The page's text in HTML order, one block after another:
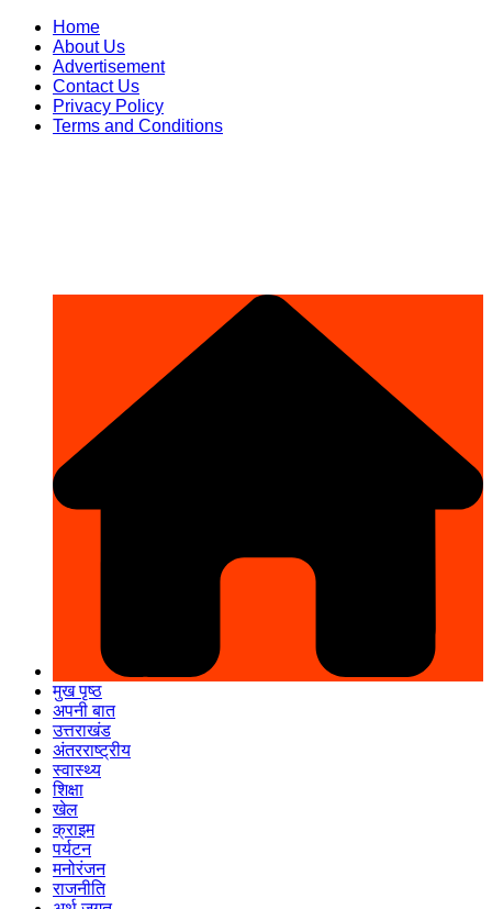
Skip
content
Home
About Us
Advertisement
Contact Us
Privacy Policy
Terms and Conditions
मुख पृष्ठ
अपनी बात
उत्तराखंड
अंतरराष्ट्रीय
स्वास्थ्य
शिक्षा
खेल
क्राइम
पर्यटन
मनोरंजन
राजनीति